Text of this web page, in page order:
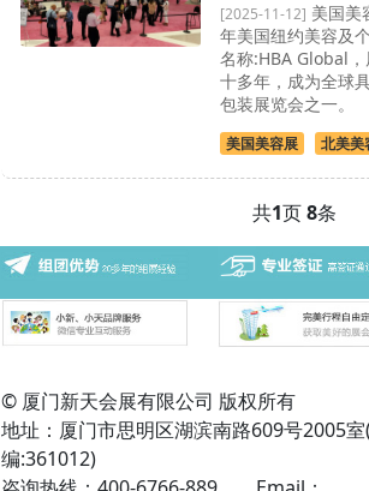
[2025-11-12] 美国美
年美国纽约美容及
名称:HBA Global
十多年，成为全球
包装展览会之一。
美国美容展 北美美
共1页8条
© 厦门新天会展有限公司 版权所有
地址：厦门市思明区湖滨南路609号2005
编:361012)